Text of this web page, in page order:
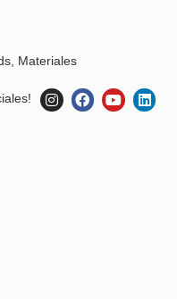
Materiales